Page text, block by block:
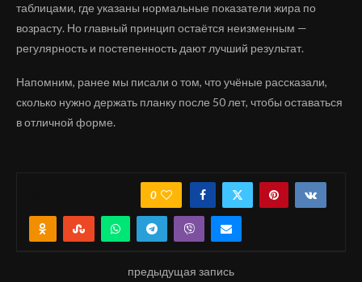
таблицами, где указаны нормальные показатели жира по
возрасту. Но главный принцип остаётся неизменным —
регулярность и постепенность дают лучший результат.
Напомним, ранее мы писали о том, что учёные рассказали,
сколько нужно держать планку после 50 лет, чтобы оставаться
в отличной форме.
0
предыдущая запись